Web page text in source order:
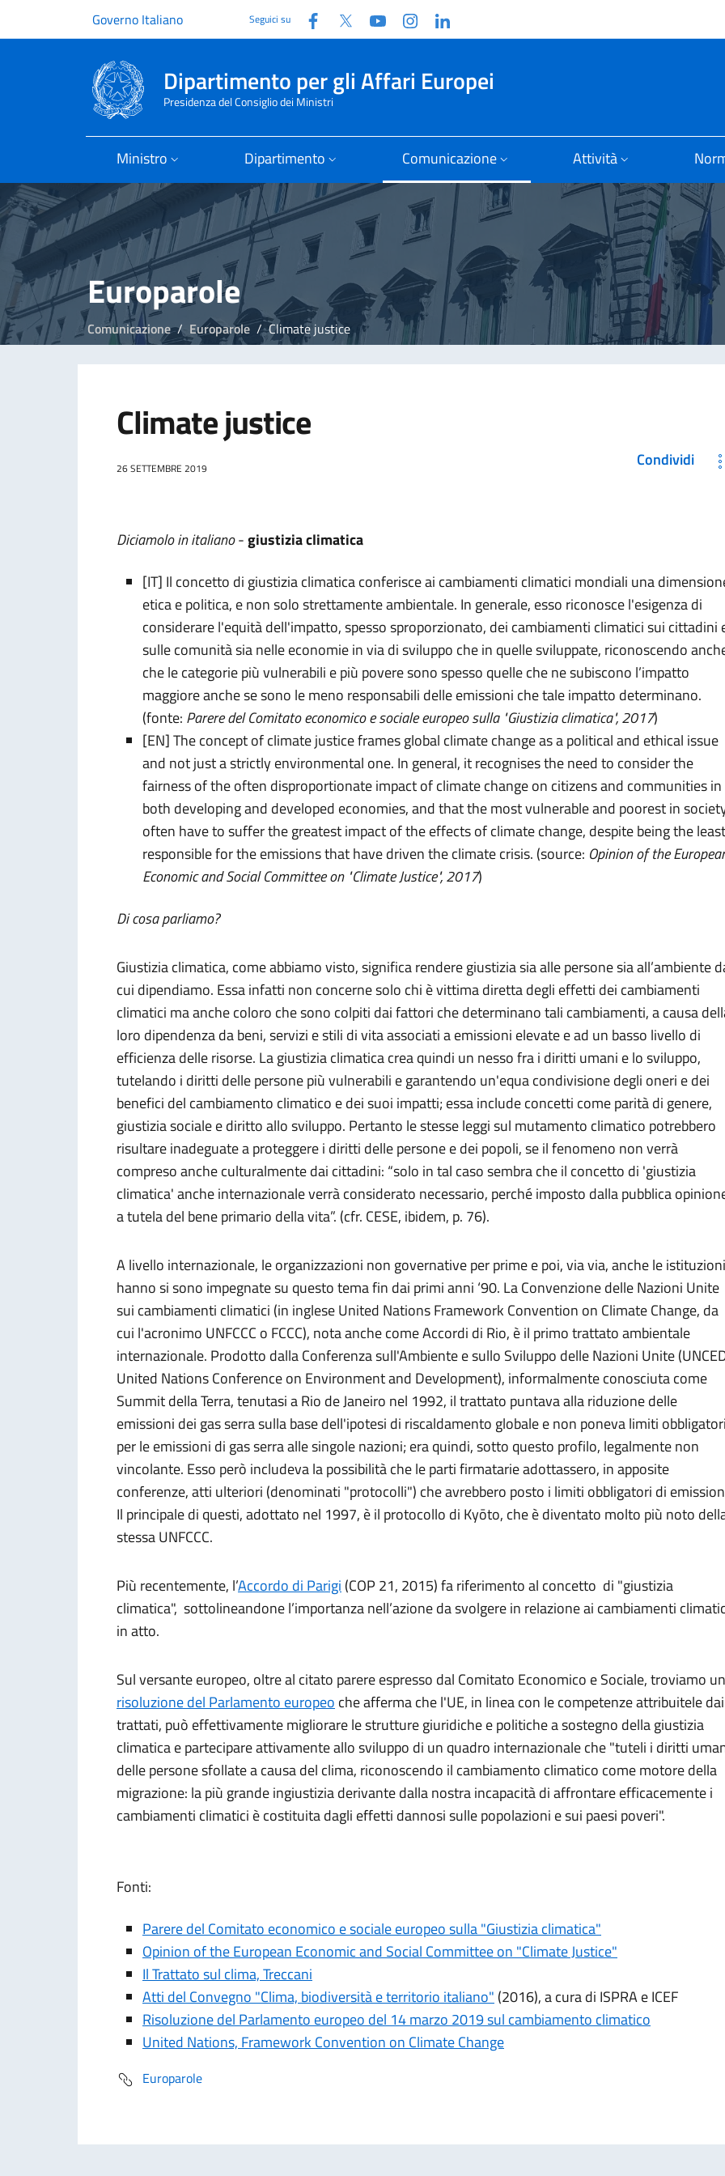
Governo Italiano Seguici su Facebook
Twitter YouTubeInstagram
Dipartimento per gli Affari Europei
Presidenza del Consiglio dei Ministri
Ministro Dipartimento Comunicazione Attività
Europarole
Comunicazione Europarole Climate justice
Climate justice
26 SETTEMBRE 2019 Condividi
Diciamolo in italiano-giustizia climatica
[IT] Il concetto di giustizia climatica conferisce ai cambiamenti climatici mondiali una
etica e politica, e non solo strettamente ambientale. In generale, esso riconosce l'esigenza di
considerare l'equità dell'impatto, spesso sproporzionato, dei cambiamenti climatici sui cittadini
sulle comunità sia nelle economie in via di sviluppo che in quelle sviluppate, riconoscendo
che le categorie più vulnerabili e più povere sono spesso quelle che ne subiscono l’impatto
maggiore anche se sono le meno responsabili delle emissioni che tale impatto determinano.
(fonte: Parere del Comitato economico e sociale europeo sulla "Giustizia climatica", 2017)
[EN] The concept of climate justice frames global climate change as a political and ethical issue
and not just a strictly environmental one. In general, it recognises the need to consider the
fairness of the often disproportionate impact of climate change on citizens and communities in
both developing and developed economies, and that the most vulnerable and poorest in
often have to suffer the greatest impact of the effects of climate change, despite being the least
responsible for the emissions that have driven the climate crisis. (source: Opinion of the
Economic and Social Committee on "Climate Justice", 2017)
Di cosa parliamo?
Giustizia climatica, come abbiamo visto, significa rendere giustizia sia alle persone sia all’ambiente
cui dipendiamo. Essa infatti non concerne solo chi è vittima diretta degli effetti dei cambiamenti
climatici ma anche coloro che sono colpiti dai fattori che determinano tali cambiamenti, a causa
loro dipendenza da beni, servizi e stili di vita associati a emissioni elevate e ad un basso livello di
efficienza delle risorse. La giustizia climatica crea quindi un nesso fra i diritti umani e lo sviluppo,
tutelando i diritti delle persone più vulnerabili e garantendo un'equa condivisione degli oneri e dei
benefici del cambiamento climatico e dei suoi impatti; essa include concetti come parità di genere,
giustizia sociale e diritto allo sviluppo. Pertanto le stesse leggi sul mutamento climatico potrebbero
risultare inadeguate a proteggere i diritti delle persone e dei popoli, se il fenomeno non verrà
compreso anche culturalmente dai cittadini: “solo in tal caso sembra che il concetto di 'giustizia
climatica' anche internazionale verrà considerato necessario, perché imposto dalla pubblica
a tutela del bene primario della vita”. (cfr. CESE, ibidem, p. 76).
A livello internazionale, le organizzazioni non governative per prime e poi, via via, anche le istituzioni
hanno si sono impegnate su questo tema fin dai primi anni ‘90. La Convenzione delle Nazioni Unite
sui cambiamenti climatici (in inglese United Nations Framework Convention on Climate Change, da
cui l'acronimo UNFCCC o FCCC), nota anche come Accordi di Rio, è il primo trattato ambientale
internazionale. Prodotto dalla Conferenza sull'Ambiente e sullo Sviluppo delle Nazioni Unite
United Nations Conference on Environment and Development), informalmente conosciuta come
Summit della Terra, tenutasi a Rio de Janeiro nel 1992, il trattato puntava alla riduzione delle
emissioni dei gas serra sulla base dell'ipotesi di riscaldamento globale e non poneva limiti obbligatori
per le emissioni di gas serra alle singole nazioni; era quindi, sotto questo profilo, legalmente non
vincolante. Esso però includeva la possibilità che le parti firmatarie adottassero, in apposite
conferenze, atti ulteriori (denominati "protocolli") che avrebbero posto i limiti obbligatori di
Il principale di questi, adottato nel 1997, è il protocollo di Kyōto, che è diventato molto più noto
stessa UNFCCC.
Più recentemente, l’Accordo di Parigi (COP 21, 2015) fa riferimento al concetto di "giustizia
climatica", sottolineandone l’importanza nell’azione da svolgere in relazione ai cambiamenti
in atto.
Sul versante europeo, oltre al citato parere espresso dal Comitato Economico e Sociale, troviamo
risoluzione del Parlamento europeo cheafferma che l'UE, in linea con le competenze attribuitele dai
trattati, può effettivamente migliorare le strutture giuridiche e politiche a sostegno della giustizia
climatica e partecipare attivamente allo sviluppo di un quadro internazionale che "tuteli i diritti
delle persone sfollate a causa del clima, riconoscendo il cambiamento climatico come motore della
migrazione: la più grande ingiustizia derivante dalla nostra incapacità di affrontare efficacemente i
cambiamenti climatici è costituita dagli effetti dannosi sulle popolazioni e sui paesi poveri".
Fonti:
Parere del Comitato economico e sociale europeo sulla "Giustizia climatica"
Opinion of the European Economic and Social Committee on "Climate Justice"
Il Trattato sul clima, Treccani
Atti del Convegno "Clima, biodiversità e territorio italiano" (2016), a cura di ISPRA e ICEF
Risoluzione del Parlamento europeo del 14 marzo 2019 sul cambiamento climatico
United Nations, Framework Convention on Climate Change
Europarole